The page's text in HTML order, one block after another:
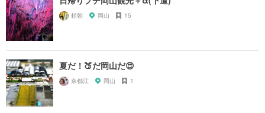
頼朝 岡山 15
夏だ！🍑だ岡山だ😍
奈都江 岡山 1